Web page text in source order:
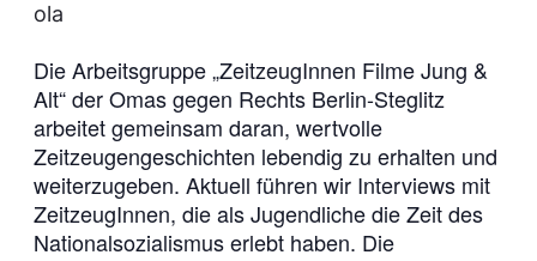
ola
Die Arbeitsgruppe „ZeitzeugInnen Filme Jung &
Alt“ der Omas gegen Rechts Berlin-Steglitz
arbeitet gemeinsam daran, wertvolle
Zeitzeugengeschichten lebendig zu erhalten und
weiterzugeben. Aktuell führen wir Interviews mit
ZeitzeugInnen, die als Jugendliche die Zeit des
Nationalsozialismus erlebt haben. Die